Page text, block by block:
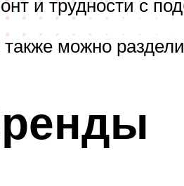
и трудности с
можно